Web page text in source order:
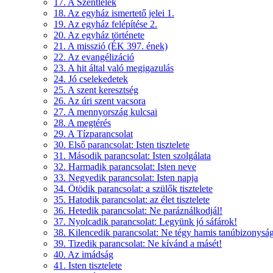
17. A Szentlélek
18. Az egyház ismertető jelei 1.
19. Az egyház felépítése 2.
20. Az egyház története
21. A misszió (ÉK 397. ének)
22. Az evangélizáció
23. A hit által való megigazulás
24. Jó cselekedetek
25. A szent keresztség
26. Az úri szent vacsora
27. A mennyország kulcsai
28. A megtérés
29. A Tízparancsolat
30. Első parancsolat: Isten tisztelete
31. Második parancsolat: Isten szolgálata
32. Harmadik parancsolat: Isten neve
33. Negyedik parancsolat: Isten napja
34. Ötödik parancsolat: a szülők tisztelete
35. Hatodik parancsolat: az élet tisztelete
36. Hetedik parancsolat: Ne paráználkodjál!
37. Nyolcadik parancsolat: Legyünk jó sáfárok!
38. Kilencedik parancsolat: Ne tégy hamis
39. Tizedik parancsolat: Ne kívánd a másét!
40. Az imádság
41. Isten tisztelete